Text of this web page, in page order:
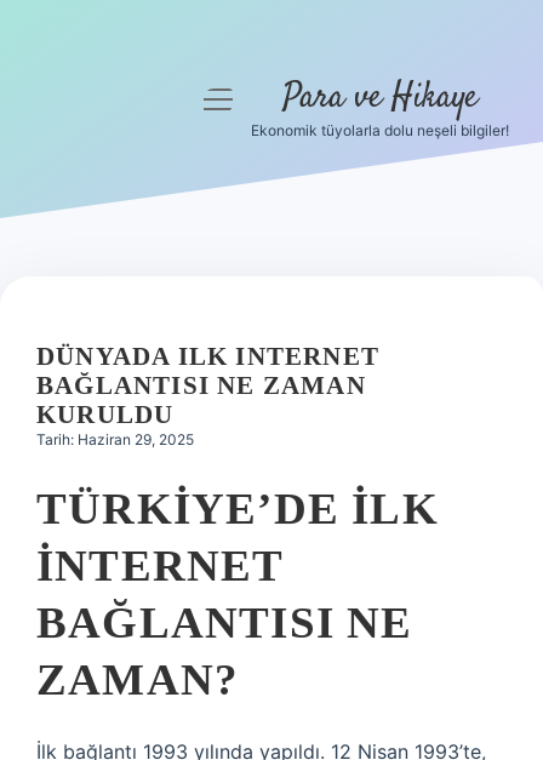
Hakkımızda
menüyü
Para ve Hikaye
Ekonomik tüyolarla dolu neşeli bilgiler!
DÜNYADA ILK INTERNET
BAĞLANTISI NE ZAMAN
KURULDU
Tarih: Haziran 29, 2025
TÜRKIYE’DE ILK
INTERNET
BAĞLANTISI NE
ZAMAN?
İlk bağlantı 1993 yılında yapıldı. 12 Nisan 1993’te,